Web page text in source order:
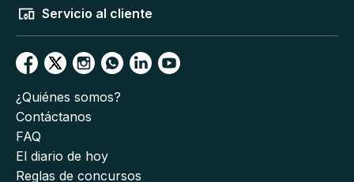
Servicio al cliente
¿Quiénes somos?
Contáctanos
FAQ
El diario de hoy
Reglas de concursos